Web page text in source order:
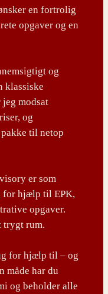
en fortrolig
opgaver og en
og
klassiske
modsat
og
til netop
er som
for hjælp til EPK,
opgaver.
trygt rum.
for hjælp til – og
måde har du
og beholder alle